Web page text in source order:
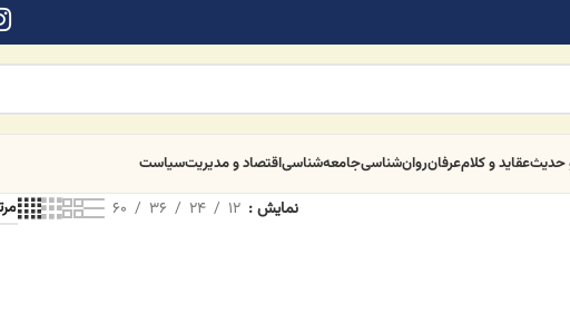
حدیثعقاید و کلامعرفانروان‌شناسیجامعه‌شناسیاقتصاد و مدیریتسیاست
نمایش 12
24
36
60